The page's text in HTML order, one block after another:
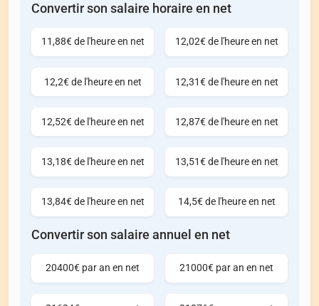
Convertir son salaire horaire en net
11,88€ de l'heure en net 12,02€ de l'heure en net
12,2€ de l'heure en net 12,31€ de l'heure en net
12,52€ de l'heure en net 12,87€ de l'heure en net
13,18€ de l'heure en net 13,51€ de l'heure en net
13,84€ de l'heure en net 14,5€ de l'heure en net
Convertir son salaire annuel en net
20400€ par an en net 21000€ par an en net